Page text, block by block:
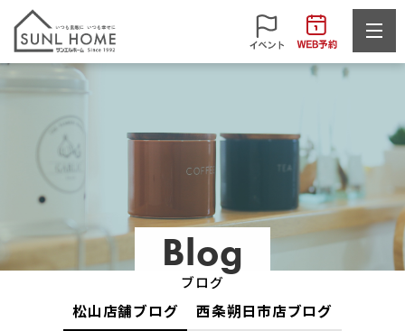
Blog
ブログ
松山店舗ブログ 西条朔日市店ブログ